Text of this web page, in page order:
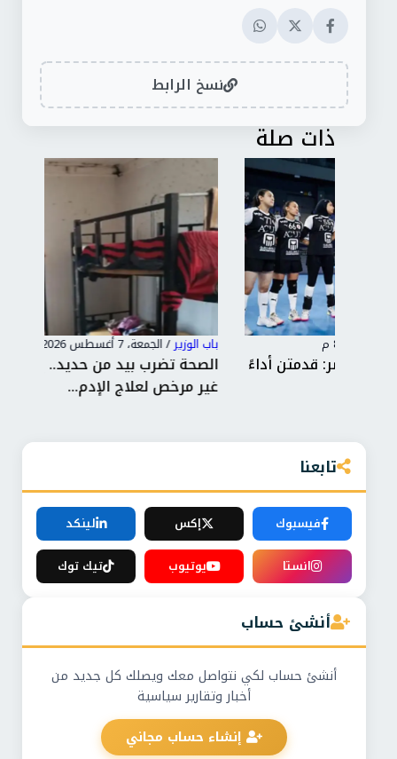
نسخ الرابط
ذات صلة
باب الوزير
الصحة تضرب بيد من حديد.. إغلاق 19 مركزًا
غير مرخص لعلاج الإدم...
تابعنا
فيسبوك إكس
لينكد
انستا
يوتيوب تيك توك
أنشئ حساب
أنشئ حساب لكي نتواصل معك ويصلك كل جديد من
أخبار وتقارير سياسية
إنشاء حساب مجاني